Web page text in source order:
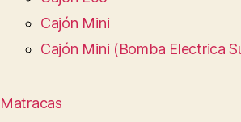
Cajón Mini
Cajón Mini (Bomba Electrica
Matracas